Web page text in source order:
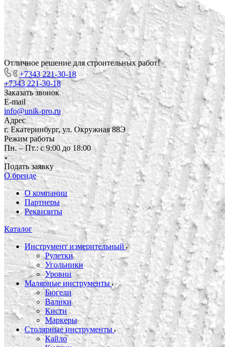
Отличное решение для строительных работ!
+7343 221-30-18
+7343 221-30-18
Заказать звонок
E-mail
info@unik-pro.ru
Адрес
г. Екатеринбург, ул. Окружная 88Э
Режим работы
Пн. – Пт.: с 9:00 до 18:00
Подать заявку
О бренде
О компании
Партнеры
Реквизиты
Каталог
Инструмент измерительный
Рулетки
Угольники
Уровни
Малярные инструменты
Бюгели
Валики
Кисти
Маркеры
Столярные инструменты
Кайло